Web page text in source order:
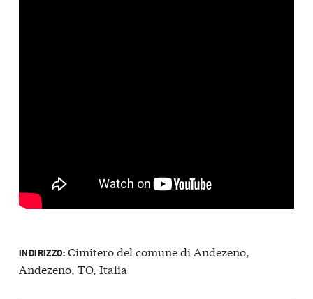
INDIRIZZO:Cimitero del comune di Andezeno,
Andezeno, TO, Italia